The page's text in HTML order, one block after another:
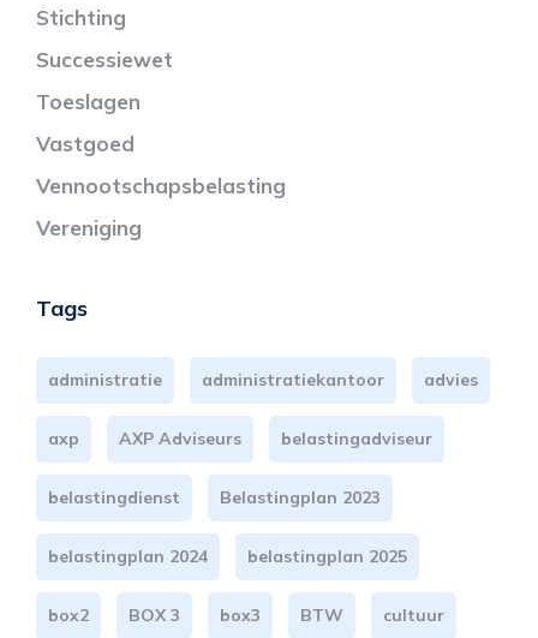
Stichting
Successiewet
Toeslagen
Vastgoed
Vennootschapsbelasting
Vereniging
Tags
administratie administratiekantoor advies
axp AXP Adviseurs belastingadviseur
belastingdienst Belastingplan 2023
belastingplan 2024 belastingplan 2025
box2 BOX 3 box3 BTW cultuur